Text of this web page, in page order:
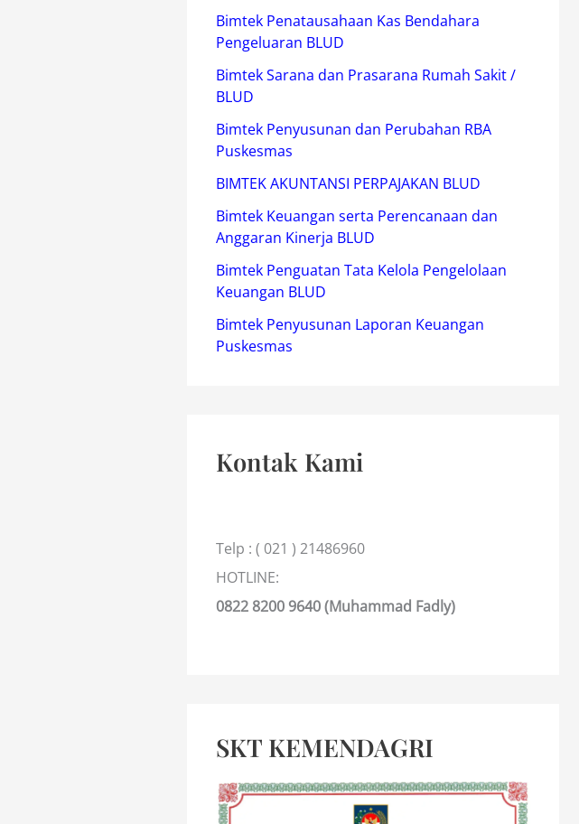
Bimtek Penatausahaan Kas Bendahara
Pengeluaran BLUD
Bimtek Sarana dan Prasarana Rumah Sakit /
BLUD
Bimtek Penyusunan dan Perubahan RBA
Puskesmas
BIMTEK AKUNTANSI PERPAJAKAN BLUD
Bimtek Keuangan serta Perencanaan dan
Anggaran Kinerja BLUD
Bimtek Penguatan Tata Kelola Pengelolaan
Keuangan BLUD
Bimtek Penyusunan Laporan Keuangan
Puskesmas
Kontak Kami
Telp : ( 021 ) 21486960
HOTLINE:
0822 8200 9640 (Muhammad Fadly)
SKT KEMENDAGRI